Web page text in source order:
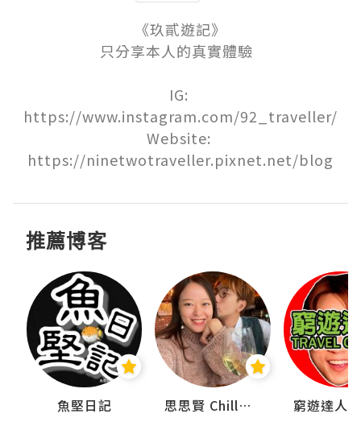
《玖貳遊記》
只分享本人的真實體驗
IG:
https://www.instagram.com/92_traveller/
Website:
https://ninetwotraveller.pixnet.net/blog
推薦博客
魚堅日記 思思賢 ChillMyBabe